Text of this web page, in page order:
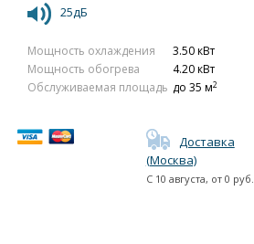
25дБ
Мощность охлаждения
3.50 кВт
Мощность обогрева
4.20 кВт
Обслуживаемая площадь до 35 м2
Доставка
(Москва)
С 10 августа, от 0 руб.